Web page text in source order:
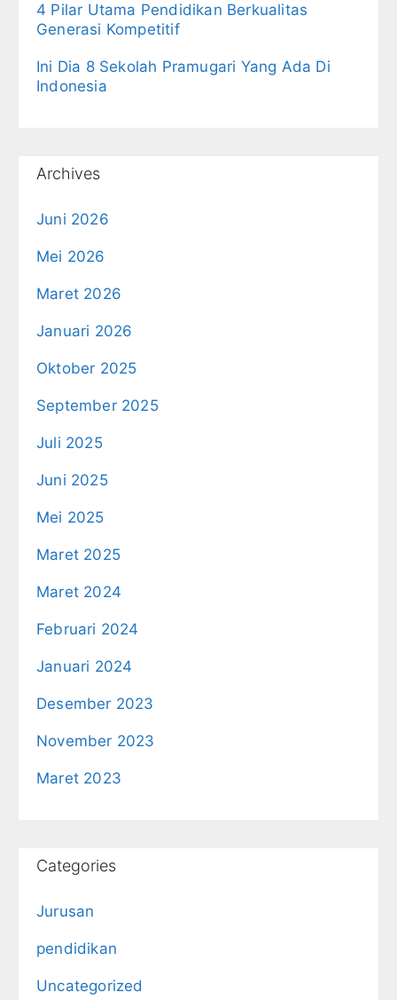
4 Pilar Utama Pendidikan Berkualitas
Generasi Kompetitif
Ini Dia 8 Sekolah Pramugari Yang Ada Di
Indonesia
Archives
Juni 2026
Mei 2026
Maret 2026
Januari 2026
Oktober 2025
September 2025
Juli 2025
Juni 2025
Mei 2025
Maret 2025
Maret 2024
Februari 2024
Januari 2024
Desember 2023
November 2023
Maret 2023
Categories
Jurusan
pendidikan
Uncategorized